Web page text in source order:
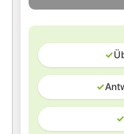
✓
✓
✓